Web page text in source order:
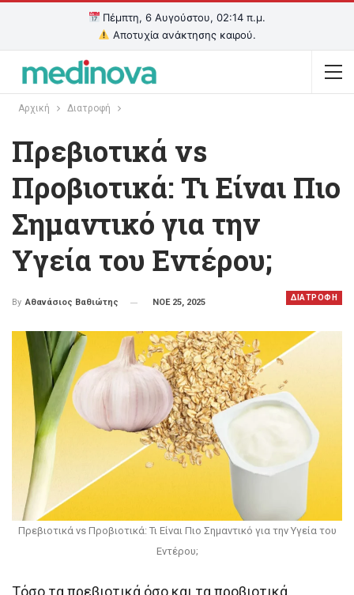
Πέμπτη, 6 Αυγούστου, 02:14 π.μ.
Αποτυχία ανάκτησης καιρού.
Αρχική Διατροφή
Πρεβιοτικά vs
Προβιοτικά: Τι Είναι Πιο
Σημαντικό για την
Υγεία του Εντέρου;
ΔΙΑΤΡΟΦΗ
By Αθανάσιος Βαθιώτης ΝΟΕ 25, 2025
Πρεβιοτικά vs Προβιοτικά: Τι Είναι Πιο Σημαντικό για την Υγεία του
Εντέρου;
Τόσο τα πρεβιοτικά όσο και τα προβιοτικά